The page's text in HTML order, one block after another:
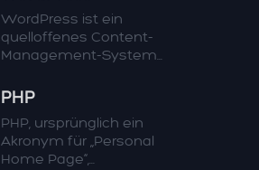
WordPress ist ein
quelloffenes Content-
Management-System...
PHP
PHP, ursprünglich ein
Akronym für „Personal
Home Page“,...